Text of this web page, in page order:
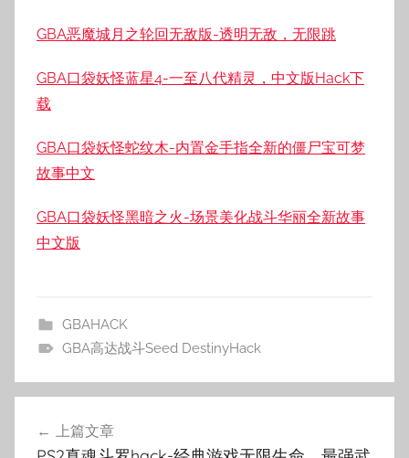
GBA恶魔城月之轮回无敌版-透明无敌，无限跳
GBA口袋妖怪蓝星4-一至八代精灵，中文版Hack下
载
GBA口袋妖怪蛇纹木-内置金手指全新的僵尸宝可梦
故事中文
GBA口袋妖怪黑暗之火-场景美化战斗华丽全新故事
中文版
GBAHACK
GBA高达战斗Seed DestinyHack
上篇文章